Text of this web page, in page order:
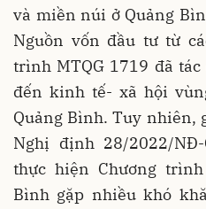
và miền núi ở Quảng
Nguồn vốn đầu tư từ
trình MTQG 1719 đã
đến kinh tế- xã hội
Quảng Bình. Tuy nhiên,
Nghị định 28/2022/
thực hiện Chương
Bình gặp nhiều khó